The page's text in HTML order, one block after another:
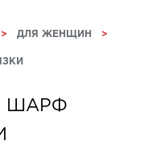
ДЛЯ ЖЕНЩИН >
ШАРФ